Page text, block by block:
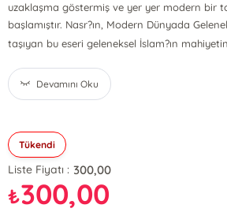
uzaklaşma göstermiş ve yer yer modern bir
başlamıştır. Nasr?ın, Modern Dünyada
taşıyan bu eseri geleneksel İslam?ın
Devamını Oku
Tükendi
Liste Fiyatı : 300,00
₺300,00